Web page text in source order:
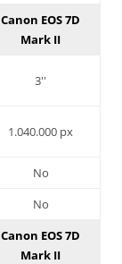
Canon EOS 7D
Mark II
3''
1.040.000 px
No
No
Canon EOS 7D
Mark II